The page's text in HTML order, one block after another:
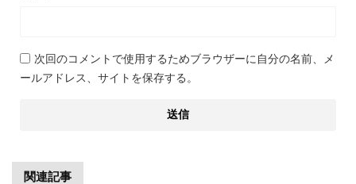
次回のコメントで使用するためブラウザーに自分の名前、メ
ールアドレス、サイトを保存する。
関連記事